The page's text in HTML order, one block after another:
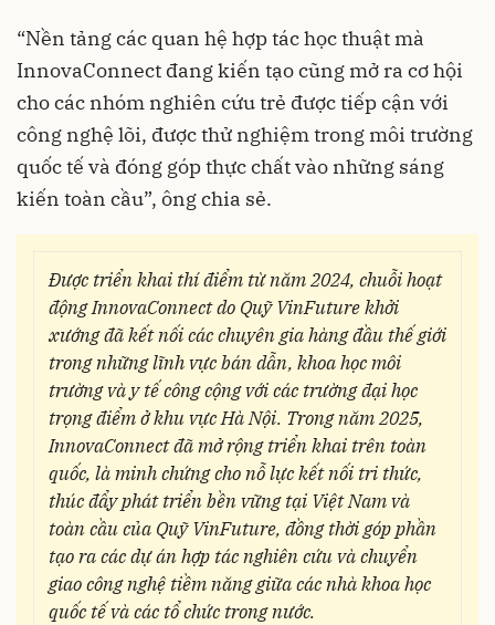
“Nền tảng các quan hệ hợp tác học thuật mà
InnovaConnect đang kiến tạo cũng mở ra cơ hội
cho các nhóm nghiên cứu trẻ được tiếp cận với
công nghệ lõi, được thử nghiệm trong môi trường
quốc tế và đóng góp thực chất vào những sáng
kiến toàn cầu”, ông chia sẻ.
Được triển khai thí điểm từ năm 2024, chuỗi hoạt
động InnovaConnect do Quỹ VinFuture khởi
xướng đã kết nối các chuyên gia hàng đầu thế giới
trong những lĩnh vực bán dẫn, khoa học môi
trường và y tế công cộng với các trường đại học
trọng điểm ở khu vực Hà Nội. Trong năm 2025,
InnovaConnect đã mở rộng triển khai trên toàn
quốc, là minh chứng cho nỗ lực kết nối tri thức,
thúc đẩy phát triển bền vững tại Việt Nam và
toàn cầu của Quỹ VinFuture, đồng thời góp phần
tạo ra các dự án hợp tác nghiên cứu và chuyển
giao công nghệ tiềm năng giữa các nhà khoa học
quốc tế và các tổ chức trong nước.